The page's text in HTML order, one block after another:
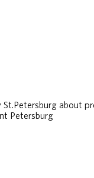
about
Petersburg